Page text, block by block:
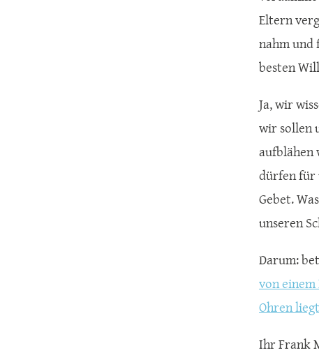
Eltern
nahm und
besten
Ja, wir
wir sollen
aufblähen
dürfen für
Gebet.
unseren
Darum:
von
Ohren liegt
Ihr Frank